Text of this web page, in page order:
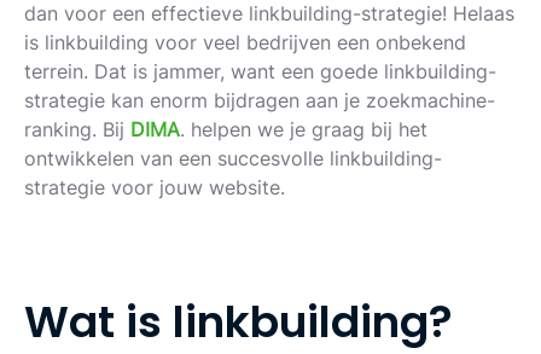
dan voor een effectieve linkbuilding-strategie! Helaas
is linkbuilding voor veel bedrijven een onbekend
terrein. Dat is jammer, want een goede linkbuilding-
strategie kan enorm bijdragen aan je zoekmachine-
ranking. Bij DIMA. helpen we je graag bij het
ontwikkelen van een succesvolle linkbuilding-
strategie voor jouw website.
Wat is linkbuilding?